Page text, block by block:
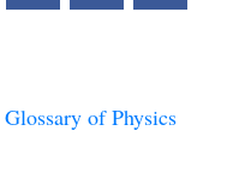
Glossary of Physics